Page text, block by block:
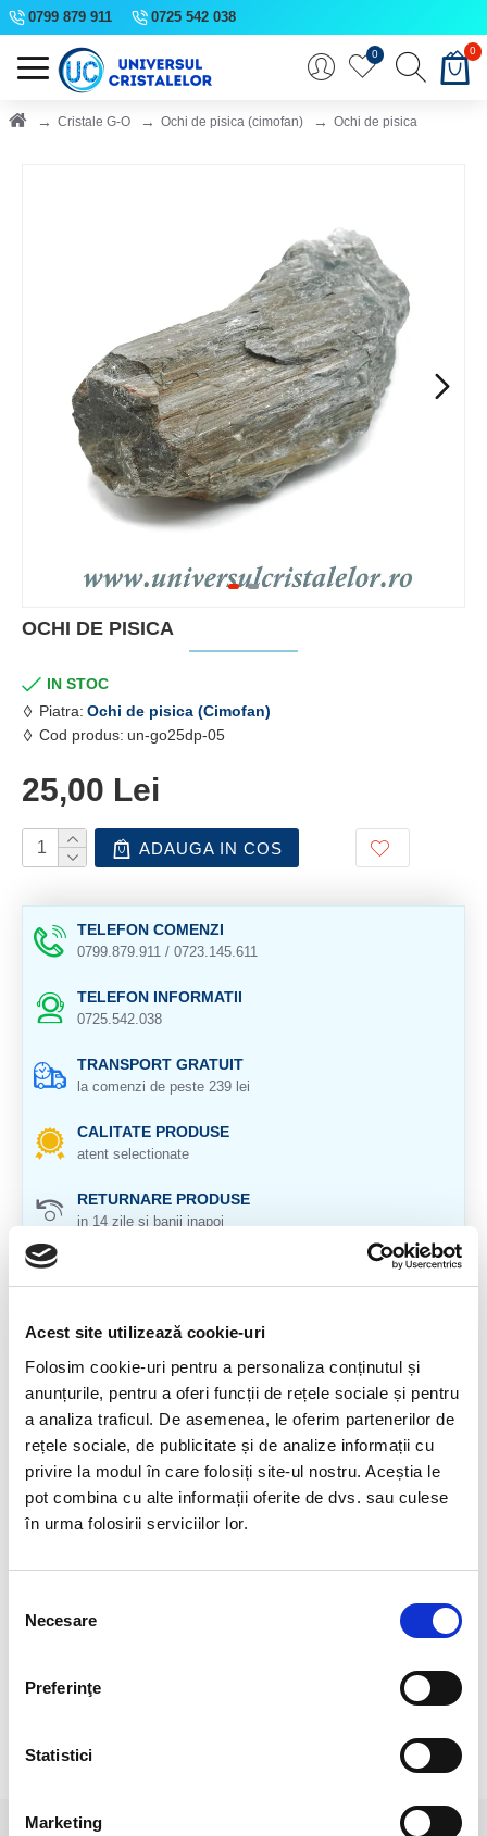
Acest site utilizează cookie-uri
Folosim cookie-uri pentru a personaliza conținutul și
anunțurile, pentru a oferi funcții de rețele sociale și pentru
a analiza traficul. De asemenea, le oferim partenerilor de
rețele sociale, de publicitate și de analize informații cu
privire la modul în care folosiți site-ul nostru. Aceștia le
pot combina cu alte informații oferite de dvs. sau culese
în urma folosirii serviciilor lor.
consimțământului
Necesare
Preferinţe
Statistici
Marketing
0799 879 911 0725 542 038
0 0
Cristale G-O Ochi de pisica (cimofan) Ochi de pisica
OCHI DE PISICA
IN STOC
Piatra: Ochi de pisica (Cimofan)
Cod produs: un-go25dp-05
25,00 Lei
ADAUGA IN COS
TELEFON COMENZI
0799.879.911 / 0723.145.611
TELEFON INFORMATII
0725.542.038
TRANSPORT GRATUIT
la comenzi de peste 239 lei
CALITATE PRODUSE
atent selectionate
RETURNARE PRODUSE
in 14 zile si banii inapoi
pentru toate produsele
DESCRIERE PRODUS
Ochi de pisica (Cimofan, Cymophane), varietate de crisoberil
(Crysoberyl)
Culoare: gri
Origine: Brazilia
Cristal natural 100 %.
Cristal Unicat. Veti primi exact produsul din imagine.
Pozele sunt realizate cu aparat profesionist sub lumina alba.
RECENZII CLIENTI